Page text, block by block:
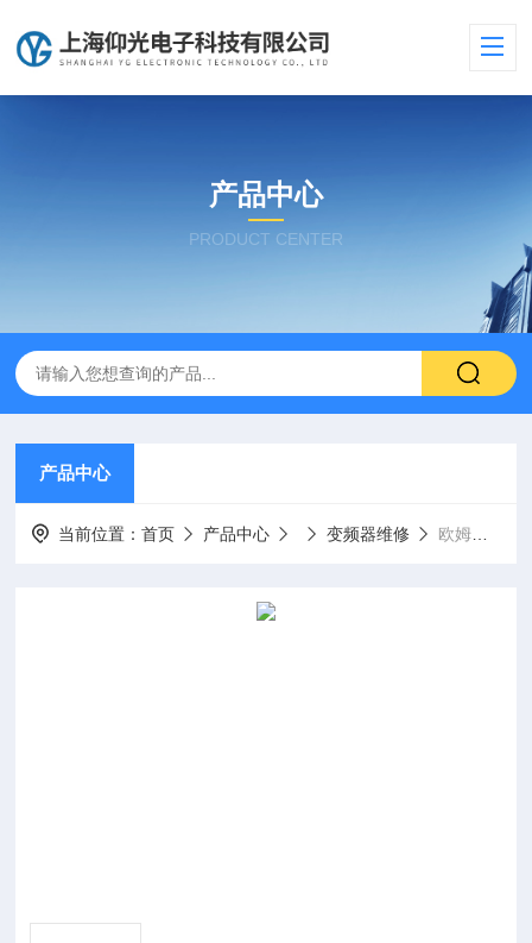
产品中心
PRODUCT CENTER
产品中心
当前位置：首页 产品中心 变频器维修 欧姆龙变频器维修